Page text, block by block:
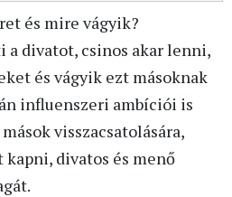
és mire vágyik?
a divatot, csinos akar lenni,
és vágyik ezt másoknak
influenszeri ambíciói is
visszacsatolására,
divatos és menő